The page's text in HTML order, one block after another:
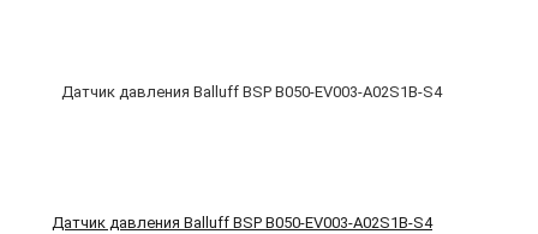
Датчик давления Balluff BSP B050-EV003-A02S1B-S4